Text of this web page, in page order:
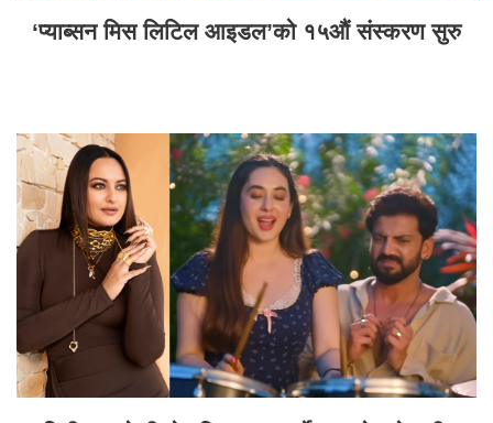
‘प्याब्सन मिस लिटिल आइडल’को १५औं संस्करण सुरु